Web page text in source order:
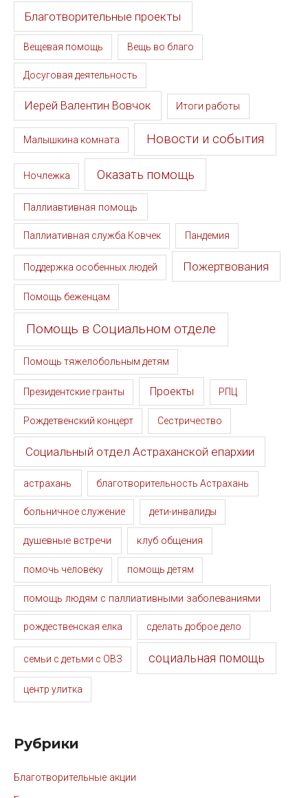
Благотворительные проекты
Вещевая помощь Вещь во благо
Досуговая деятельность
Иерей Валентин Вовчок Итоги работы
Малышкина комната Новости и события
Ночлежка Оказать помощь
Паллиавтивная помощь
Паллиативная служба Ковчек Пандемия
Поддержка особенных людей Пожертвования
Помощь беженцам
Помощь в Социальном отделе
Помощь тяжелобольным детям
Президентские гранты Проекты РПЦ
Рождетвенский концерт Сестричество
Социальный отдел Астраханской епархии
астрахань благотворительность Астрахань
больничное служение дети-инвалиды
душевные встречи клуб общения
помочь человеку помощь детям
помощь людям с паллиативными заболеваниями
рождественская елка сделать доброе дело
семьи с детьми с ОВЗ социальная помощь
центр улитка
Рубрики
Благотворительные акции